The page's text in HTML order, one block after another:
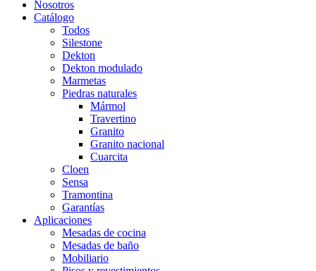
Nosotros
Catálogo
Todos
Silestone
Dekton
Dekton modulado
Marmetas
Piedras naturales
Mármol
Travertino
Granito
Granito nacional
Cuarcita
Cloen
Sensa
Tramontina
Garantías
Aplicaciones
Mesadas de cocina
Mesadas de baño
Mobiliario